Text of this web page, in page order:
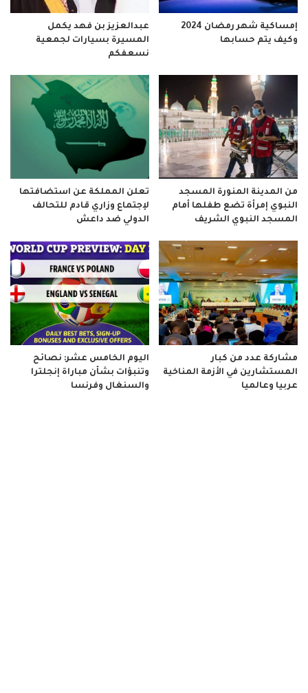
إمساكية شهر رمضان 2024
وكيف يتم حسابها
عبدالعزيز بن فهد يكمل
المسيرة بسيارات لجمعية
نسعفكم
من المدينة المنورة المسجد
النبوي إمرأة تضع طفلها أمام
المسجد النبوي الشريف
تعلن المملكة عن استضافتها
لإجتماع وزاري قادم للتحالف
الدولي ضد داعش
مشاركة عدد من كبار
المستشارين في الأزمة المناخية
عربيا وعالميا
اليوم الخامس عشر: نصائح
وتنبؤات بشأن مباراة إنجلترا
والسنغال وفرنسا